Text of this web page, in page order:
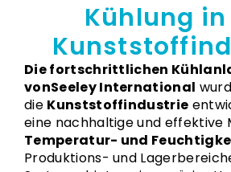
Kühlung
Die fortschrittlichen
vonSeeley International
die Kunststoffindustrie
eine nachhaltige und effektive
Temperatur- und
Produktions- und